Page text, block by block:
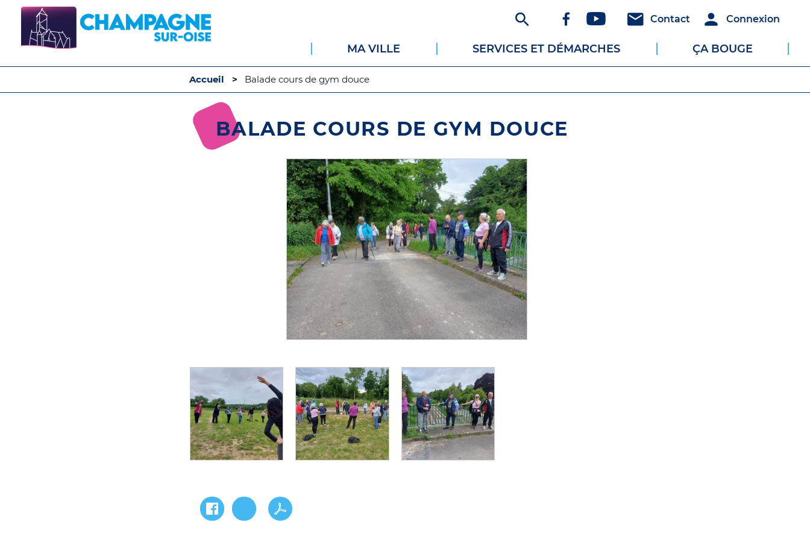
principal
Header
Connexion
Connexion
Header
Communication
Contact
Réseaux
sociaux
MA VILLE SERVICES ET DÉMARCHES ÇA BOUGE
Accueil Balade cours de gym douce
BALADE COURS DE GYM DOUCE